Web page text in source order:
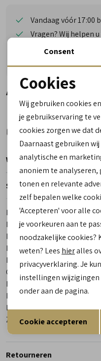
Vandaag vóór 17:00
Vragen? Wij helpen
Gratis verzending
Alternatieve kleuren
Winkelvoorraad
Specificaties
Merk
Leveranciercode
Bestelcode
Breedtemaat
Los voetbed
Categorie
Kleur
Materiaal buitenkant
Materiaal binnenkant
Zool
Retourneren
Noodzakelijke cookies
Analytische cookies
Marketing cookies
Terug
Consent
Cookies
Wij gebruiken cookies
je gebruikservaring te
cookies zorgen we dat
Daarnaast gebruiken
analytische en
anoniem te
tonen en relevante
zelf bepalen welke
'Accepteren' voor alle
je voorkeuren aan te
noodzakelijke cookies?
weten? Lees hieralles
privacyverklaring. Je
instellingen
onder aan de pagina.
Cookie accepteren